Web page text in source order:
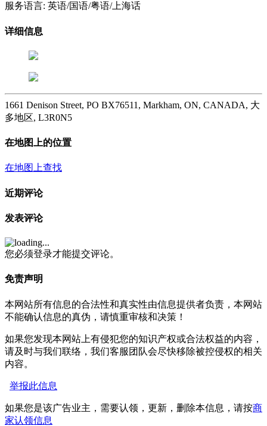
服务语言: 英语/国语/粤语/上海话
详细信息
1661 Denison Street, PO BX76511, Markham, ON, CANADA, 大
多地区, L3R0N5
在地图上的位置
在地图上查找
近期评论
发表评论
您必须登录才能提交评论。
免责声明
本网站所有信息的合法性和真实性由信息提供者负责，本网站
不能确认信息的真伪，请慎重审核和决策！
如果您发现本网站上有侵犯您的知识产权或合法权益的内容，
请及时与我们联络，我们客服团队会尽快移除被控侵权的相关
内容。
举报此信息
如果您是该广告业主，需要认领，更新，删除本信息，请按商
家认领信息